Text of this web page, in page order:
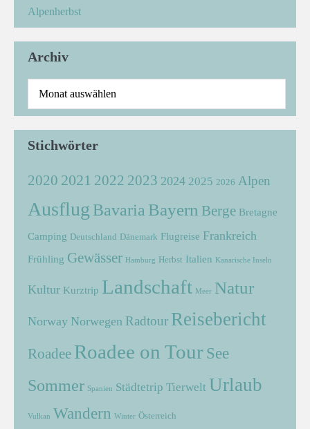
Alpenherbst
Archiv
Stichwörter
2020 2021 2022 2023 2024 2025 2026 Alpen
Ausflug Bavaria Bayern Berge Bretagne
Camping Deutschland Dänemark Flugreise Frankreich
Frühling Gewässer Hamburg Herbst Italien Kanarische Inseln
Kultur Kurztrip Landschaft Meer Natur
Norway Norwegen Radtour Reisebericht
Roadee Roadee on Tour See
Sommer Spanien Städtetrip Tierwelt Urlaub
Vulkan Wandern Winter Österreich